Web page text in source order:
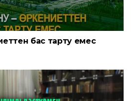
бас тарту емес